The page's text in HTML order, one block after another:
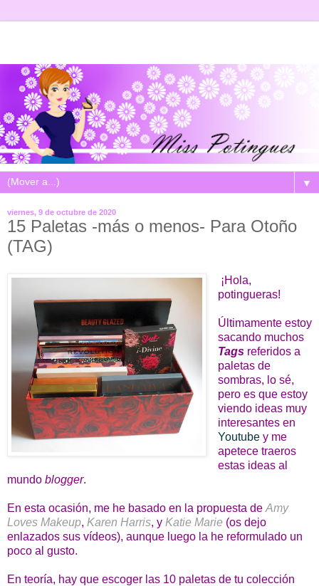
▼
viernes, 9 de octubre de 2020
15 Paletas -más o menos- Para Otoño
(TAG)
¡Hola,
potingueras!
Últimamente estoy
sacando muchos
Tagsreferidos a
paletas de
sombras, lo sé,
pero es que estoy
viendo ideas muy
interesantes en
Youtubey me
apetece traeros
estas ideas al
mundo blogger.
En esta ocasión, me he basado en la propuesta de Amy
Loves Makeup, Karen Harris, y Katie Marie (os dejo
enlazados sus vídeos), aunque luego la he reformulado un
poco al gusto.
En teoría, hay que escoger las 10 paletas de tu colección